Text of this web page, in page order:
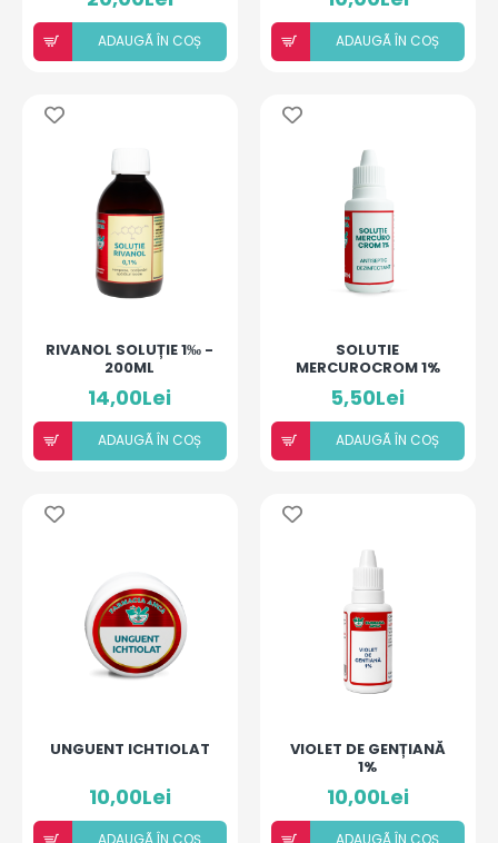
ADAUGÃ ÎN COȘ ADAUGÃ ÎN COȘ
RIVANOL SOLUȚIE 1‰ -
200ML
14,00Lei
ADAUGÃ ÎN COȘ
SOLUTIE
MERCUROCROM 1%
5,50Lei
ADAUGÃ ÎN COȘ
UNGUENT ICHTIOLAT
10,00Lei
ADAUGÃ ÎN COȘ
VIOLET DE GENȚIANĂ
1%
10,00Lei
ADAUGÃ ÎN COȘ